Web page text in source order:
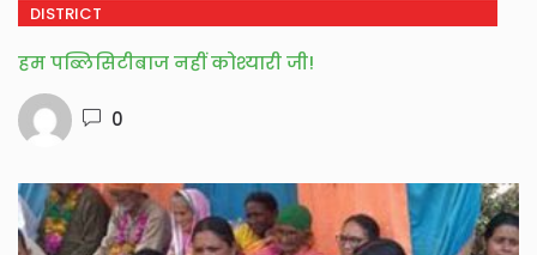
DISTRICT
हम पब्लिसिटीबाज नहीं कोश्यारी जी!
0